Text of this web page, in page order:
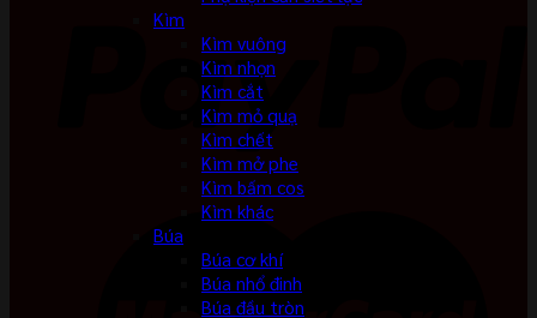
Kìm
Kìm vuông
Kìm nhọn
Kìm cắt
Kìm mỏ quạ
Kìm chết
Kìm mở phe
Kìm bấm cos
Kìm khác
Búa
Búa cơ khí
Búa nhổ đinh
Búa đầu tròn